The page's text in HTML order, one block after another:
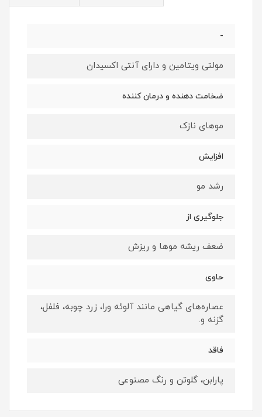
-
مولتی ویتامین و دارای آنتی اکسیدان
ضخامت دهنده و درمان کننده
موهای نازک
افزایش
رشد مو
جلوگیری از
ضعف ریشه موها و ریزش
حاوی
عصاره‌های گیاهی مانند آلوئه ورا، زرد چوبه، فلفل،
گزنه و.
فاقد
پارابن، گلوتن و رنگ مصنوعی